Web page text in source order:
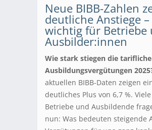
Neue BIBB-Zahlen
deutliche Anstiege –
wichtig für Betriebe
Ausbilder:innen
Wie stark stiegen die
Ausbildungsvergütungen
aktuellen BIBB-Daten zeigen
deutliches Plus von 6,7 %. Viele
Betriebe und Ausbildende
nun: Was bedeuten steigende